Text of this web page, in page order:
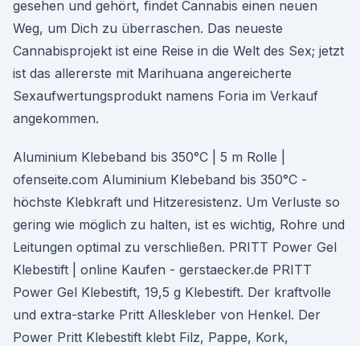
gesehen und gehört, findet Cannabis einen neuen
Weg, um Dich zu überraschen. Das neueste
Cannabisprojekt ist eine Reise in die Welt des Sex; jetzt
ist das allererste mit Marihuana angereicherte
Sexaufwertungsprodukt namens Foria im Verkauf
angekommen.
Aluminium Klebeband bis 350°C | 5 m Rolle |
ofenseite.com Aluminium Klebeband bis 350°C -
höchste Klebkraft und Hitzeresistenz. Um Verluste so
gering wie möglich zu halten, ist es wichtig, Rohre und
Leitungen optimal zu verschließen. PRITT Power Gel
Klebestift | online Kaufen - gerstaecker.de PRITT
Power Gel Klebestift, 19,5 g Klebestift. Der kraftvolle
und extra-starke Pritt Alleskleber von Henkel. Der
Power Pritt Klebestift klebt Filz, Pappe, Kork,